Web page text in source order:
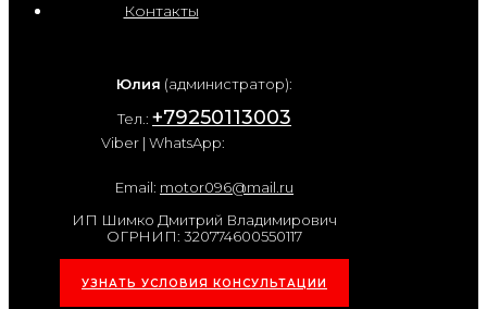
Контакты
Юлия (администратор):
Тел.: +79250113003
Viber | WhatsApp:
Email: motor096@mail.ru
ИП Шимко Дмитрий Владимирович
ОГРНИП: 320774600550117
УЗНАТЬ УСЛОВИЯ КОНСУЛЬТАЦИИ